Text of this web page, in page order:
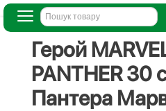
Герой
PANTHER 30
Пантера